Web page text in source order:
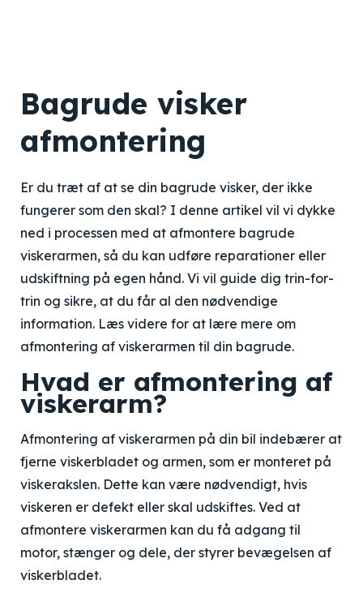
Bagrude visker
afmontering
Er du træt af at se din bagrude visker, der ikke
fungerer som den skal? I denne artikel vil vi dykke
ned i processen med at afmontere bagrude
viskerarmen, så du kan udføre reparationer eller
udskiftning på egen hånd. Vi vil guide dig trin-for-
trin og sikre, at du får al den nødvendige
information. Læs videre for at lære mere om
afmontering af viskerarmen til din bagrude.
Hvad er afmontering af
viskerarm?
Afmontering af viskerarmen på din bil indebærer at
fjerne viskerbladet og armen, som er monteret på
viskerakslen. Dette kan være nødvendigt, hvis
viskeren er defekt eller skal udskiftes. Ved at
afmontere viskerarmen kan du få adgang til
motor, stænger og dele, der styrer bevægelsen af
viskerbladet.